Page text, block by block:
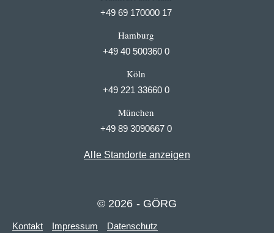
+49 69 170000 17
Hamburg
+49 40 500360 0
Köln
+49 221 33660 0
München
+49 89 3090667 0
Alle Standorte anzeigen
© 2026 - GÖRG
Kontakt Impressum Datenschutz